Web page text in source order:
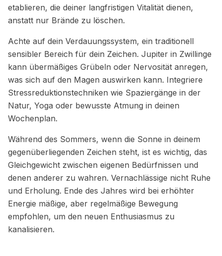
etablieren, die deiner langfristigen Vitalität dienen,
anstatt nur Brände zu löschen.
Achte auf dein Verdauungssystem, ein traditionell
sensibler Bereich für dein Zeichen. Jupiter in Zwillinge
kann übermäßiges Grübeln oder Nervosität anregen,
was sich auf den Magen auswirken kann. Integriere
Stressreduktionstechniken wie Spaziergänge in der
Natur, Yoga oder bewusste Atmung in deinen
Wochenplan.
Während des Sommers, wenn die Sonne in deinem
gegenüberliegenden Zeichen steht, ist es wichtig, das
Gleichgewicht zwischen eigenen Bedürfnissen und
denen anderer zu wahren. Vernachlässige nicht Ruhe
und Erholung. Ende des Jahres wird bei erhöhter
Energie mäßige, aber regelmäßige Bewegung
empfohlen, um den neuen Enthusiasmus zu
kanalisieren.